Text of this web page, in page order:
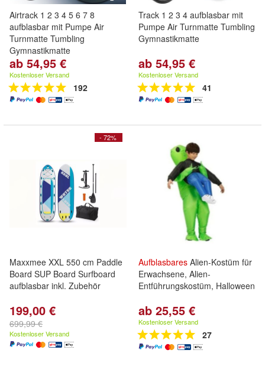
Airtrack 1 2 3 4 5 6 7 8
aufblasbar mit Pumpe Air
Turnmatte Tumbling
Gymnastikmatte
ab 54,95 €
Kostenloser Versand
192
Track 1 2 3 4 aufblasbar mit
Pumpe Air Turnmatte Tumbling
Gymnastikmatte
ab 54,95 €
Kostenloser Versand
41
- 72%
Maxxmee XXL 550 cm Paddle
Board SUP Board Surfboard
aufblasbar inkl. Zubehör
199,00 €
699,99 €
Kostenloser Versand
Aufblasbares Alien-Kostüm für
Erwachsene, Alien-
Entführungskostüm, Halloween
ab 25,55 €
Kostenloser Versand
27